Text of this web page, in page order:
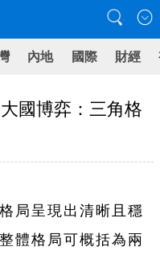
內地 國際 財經
國博弈：三角格
局呈現出清晰且穩
體格局可概括為兩